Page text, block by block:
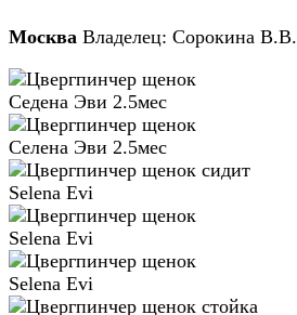
Москва Владелец: Сорокина В.В.
Седена Эви 2.5мес
Селена Эви 2.5мес
Selena Evi
Selena Evi
Selena Evi